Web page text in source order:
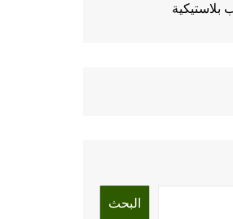
بلاستيكية
البحث